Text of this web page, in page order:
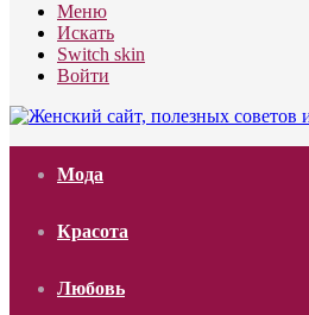
Меню
Искать
Switch skin
Войти
Мода
Красота
Любовь